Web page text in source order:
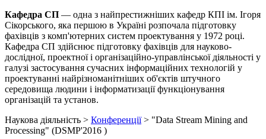
Кафедра СП — одна з найпрестижніших кафедр КПІ ім. Ігоря
Сікорського, яка першою в Україні розпочала підготовку
фахівців з комп'ютерних систем проектування у 1972 році.
Кафедра СП здійснює підготовку фахівців для науково-
дослідної, проектної і організаційно-управлінської діяльності у
галузі застосування сучасних інформаційних технологій у
проектуванні найрізноманітніших об'єктів штучного
середовища людини і інформатизації функціонування
організацій та установ.
Наукова діяльність > Конференції> "Data Stream Mining and
Processing" (DSMP'2016 )